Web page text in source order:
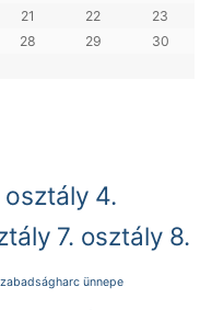
21 22
23
28 29
30
osztály 4.
7. osztály 8.
ünnepe